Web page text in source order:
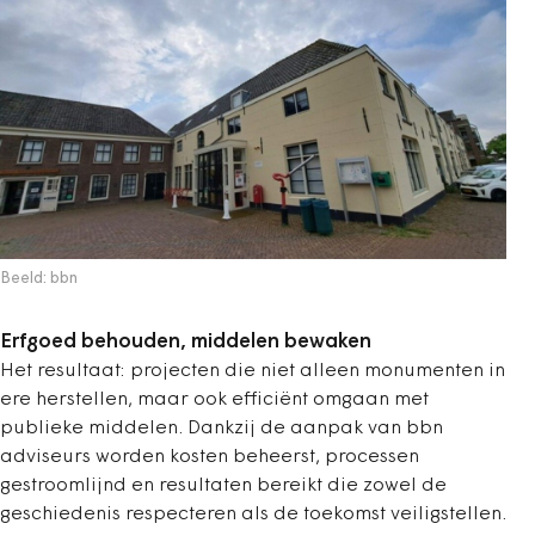
Beeld: bbn
Erfgoed behouden, middelen bewaken
Het resultaat: projecten die niet alleen monumenten in
ere herstellen, maar ook efficiënt omgaan met
publieke middelen. Dankzij de aanpak van bbn
adviseurs worden kosten beheerst, processen
gestroomlijnd en resultaten bereikt die zowel de
geschiedenis respecteren als de toekomst veiligstellen.